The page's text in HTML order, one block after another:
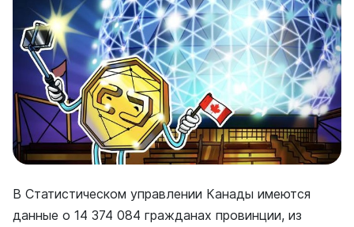
В Статистическом управлении Канады имеются
данные о 14 374 084 гражданах провинции, из